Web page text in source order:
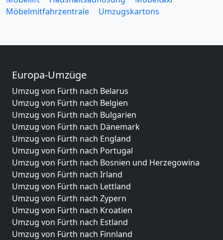
Möbelmitfahrzentrale
Umzugskartons
Europa-Umzüge
Umzug von Fürth nach Belarus
Umzug von Fürth nach Belgien
Umzug von Fürth nach Bulgarien
Umzug von Fürth nach Dänemark
Umzug von Fürth nach England
Umzug von Fürth nach Portugal
Umzug von Fürth nach Bosnien und Herzegowina
Umzug von Fürth nach Irland
Umzug von Fürth nach Lettland
Umzug von Fürth nach Zypern
Umzug von Fürth nach Kroatien
Umzug von Fürth nach Estland
Umzug von Fürth nach Finnland